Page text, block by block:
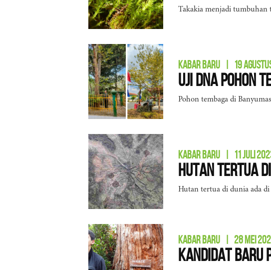
Takakia menjadi tumbuhan
KABAR BARU 19
Uji DNA Pohon
Pohon tembaga di
KABAR BARU 11 JULI
Hutan Tertua
Hutan tertua di dunia ada
KABAR BARU 28 MEI
Kandidat Baru